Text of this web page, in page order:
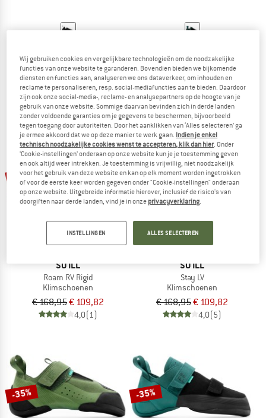
Roam RV Soft
Klimschoenen
€ 168,95€ 109,82
5,0(2)
Torque RV
Klimschoenen
€ 178,95€ 116,32
4,4(9)
-35%
SO ILL
Roam RV Rigid
Klimschoenen
€ 168,95€ 109,82
4,0(1)
-35%
SO ILL
Stay LV
Klimschoenen
€ 168,95€ 109,82
4,0(5)
-35% -35%
Wij gebruiken cookies en vergelijkbare technologieën om de noodzakelijke
functies van onze website te garanderen. Bovendien bieden we bijkomende
diensten en functies aan, analyseren we ons dataverkeer, om inhouden en
reclame te personaliseren, resp. social-mediafuncties aan te bieden. Daardoor
zijn ook onze social-media-, reclame- en analysepartners op de hoogte van je
gebruik van onze website. Sommige daarvan bevinden zich in derde landen
zonder voldoende garanties om je gegevens te beschermen, bijvoorbeeld
tegen toegang door autoriteiten. Door het aanklikken van ‘Alles selecteren’ ga
je ermee akkoord dat we op deze manier te werk gaan. Indien je enkel
technisch noodzakelijke cookies wenst te accepteren, klik dan hier. Onder
‘Cookie-instellingen’ onderaan op onze website kun je je toestemming geven
en ook altijd weer intrekken. Je toestemming is vrijwillig, niet noodzakelijk
voor het gebruik van deze website en kan op elk moment worden ingetrokken
of voor de eerste keer worden gegeven onder "Cookie-instellingen" onderaan
op onze website. Uitgebreide informatie hierover, inclusief de risico's van
doorgiften naar derde landen, vind je in onze privacyverklaring.
INSTELLINGEN ALLES SELECTEREN